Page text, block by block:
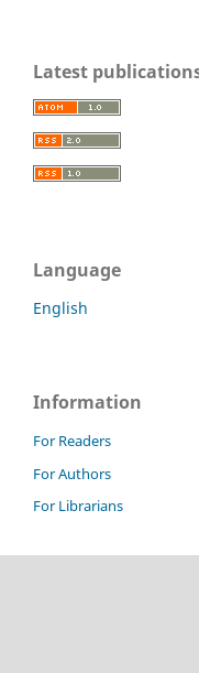
Latest
Language
English
Information
For Readers
For Authors
For Librarians